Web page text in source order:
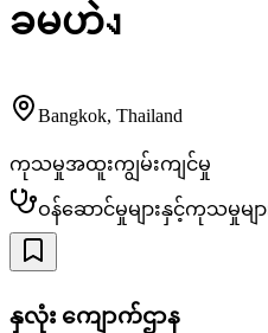
ခမဟဲง
Bangkok, Thailand
ကုသမှုအထူးကျွမ်းကျင်မှု
ဝန်ဆောင်မှုများနှင့်ကုသမှုမျာ
နှလုံး ကျောက်ဌာန